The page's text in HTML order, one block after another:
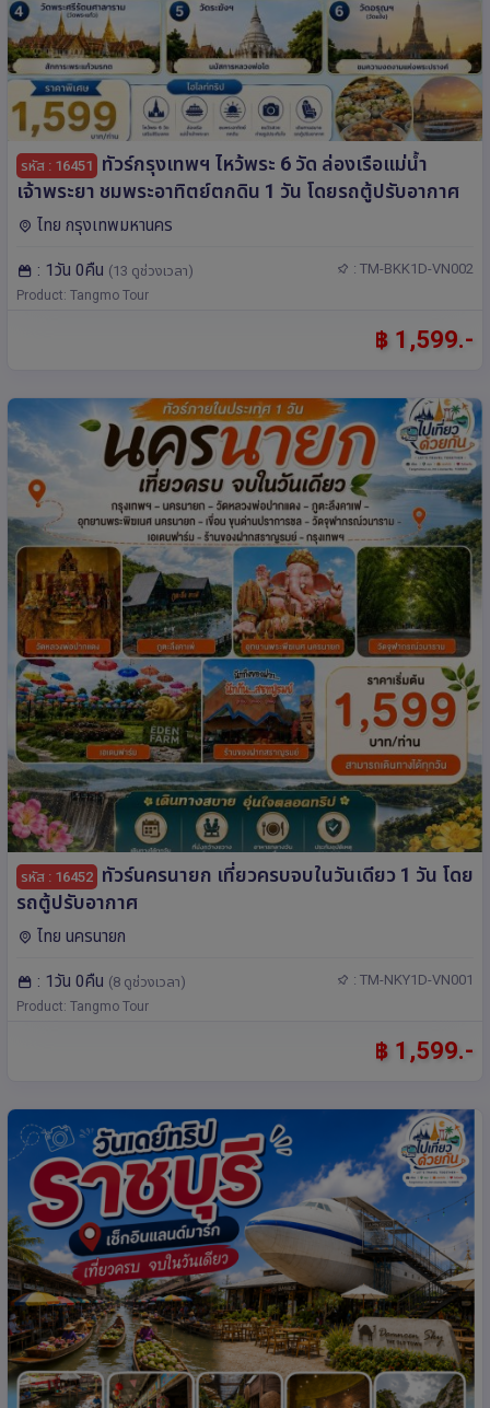
รหัส : 16451
ทัวร์กรุงเทพฯ ไหว้พระ 6 วัด ล่องเรือแม่น้ำ
เจ้าพระยา ชมพระอาทิตย์ตกดิน 1 วัน โดยรถตู้ปรับอากาศ
ไทย กรุงเทพมหานคร
: 1วัน 0คืน (13 ดูช่วงเวลา) : TM-BKK1D-VN002
Product: Tangmo Tour
฿ 1,599.-
รหัส : 16452 ทัวร์นครนายก เที่ยวครบจบในวันเดียว 1 วัน โดย
รถตู้ปรับอากาศ
ไทย นครนายก
: 1วัน 0คืน (8 ดูช่วงเวลา) : TM-NKY1D-VN001
Product: Tangmo Tour
฿ 1,599.-